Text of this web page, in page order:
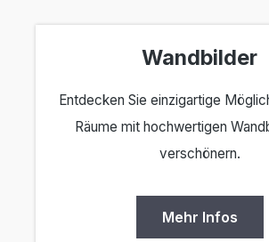
Wandbilder
Entdecken Sie einzigartige
Räume mit hochwertigen
verschönern.
Mehr Infos